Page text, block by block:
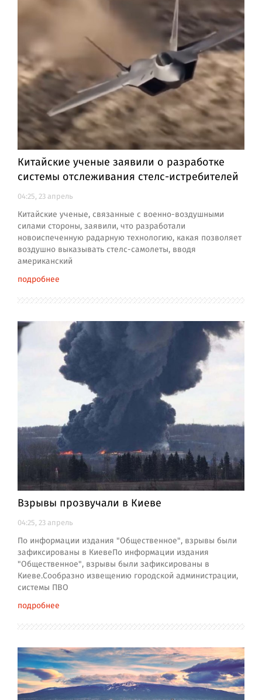
Китайские ученые заявили о разработке
системы отслеживания стелс-истребителей
04:25, 23 апрель
Китайские ученые, связанные с военно-воздушными
силами стороны, заявили, что разработали
новоиспеченную радарную технологию, какая позволяет
воздушно выказывать стелс-самолеты, вводя
американский
подробнее
Взрывы прозвучали в Киеве
04:25, 23 апрель
По информации издания "Общественное", взрывы были
зафиксированы в КиевеПо информации издания
"Общественное", взрывы были зафиксированы в
Киеве.Сообразно извещению городской администрации,
системы ПВО
подробнее